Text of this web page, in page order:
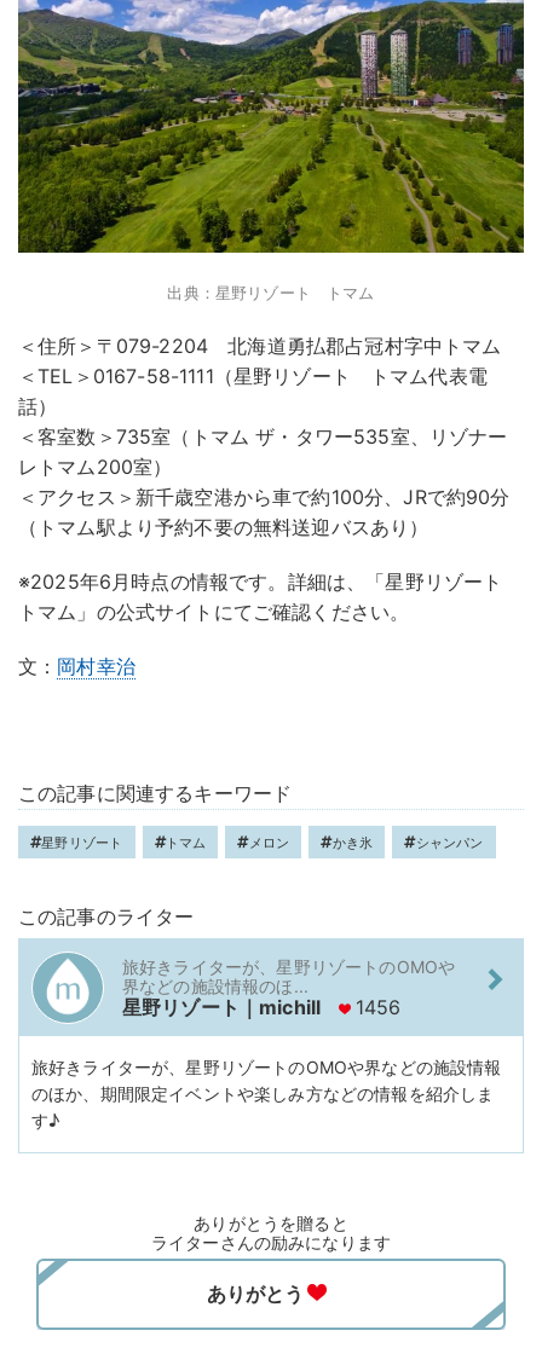
出典：星野リゾート トマム
＜住所＞〒079-2204 北海道勇払郡占冠村字中トマム
＜TEL＞0167-58-1111（星野リゾート トマム代表電
話）
＜客室数＞735室（トマム ザ・タワー535室、リゾナー
レトマム200室）
＜アクセス＞新千歳空港から車で約100分、JRで約90分
（トマム駅より予約不要の無料送迎バスあり）
※2025年6月時点の情報です。詳細は、「星野リゾート
トマム」の公式サイトにてご確認ください。
文： 岡村幸治
この記事に関連するキーワード
星野リゾート トマム メロン かき氷 シャンパン
この記事のライター
旅好きライターが、星野リゾートのOMOや
界などの施設情報のほ...
星野リゾート｜michill 1456
旅好きライターが、星野リゾートのOMOや界などの施設情報
のほか、期間限定イベントや楽しみ方などの情報を紹介しま
す♪
ありがとうを贈ると
ライターさんの励みになります